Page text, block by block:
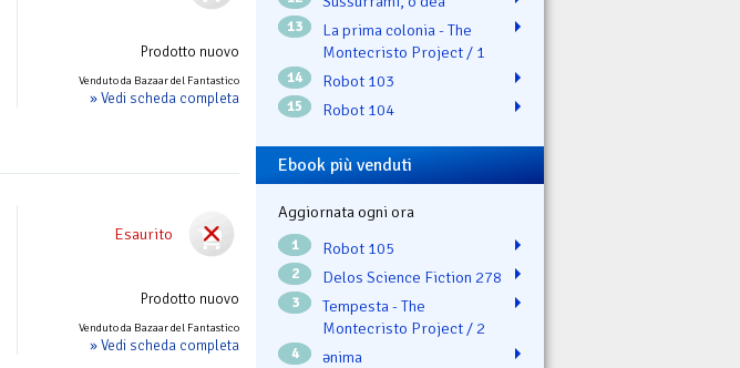
Prodotto nuovo
Venduto da Bazaar del Fantastico
» Vedi scheda completa
Esaurito
Prodotto nuovo
Venduto da Bazaar del Fantastico
» Vedi scheda completa
13
La prima colonia - The
Montecristo Project / 1
14 Robot 103
15 Robot 104
Ebook più venduti
Aggiornata ogni ora
1 Robot 105
2 Delos Science Fiction 278
3
Tempesta - The
Montecristo Project / 2
4 ənima